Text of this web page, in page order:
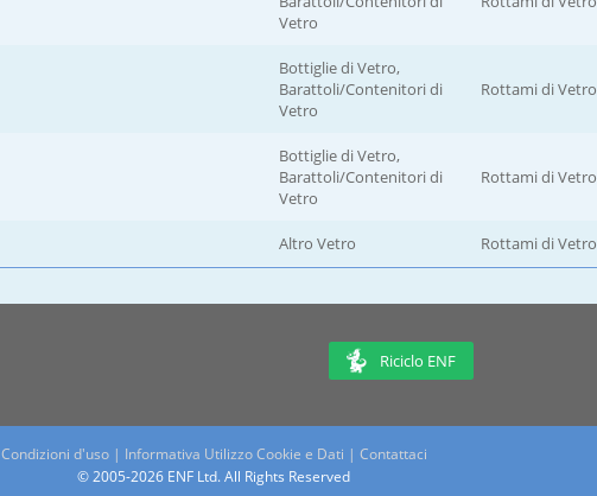
Vetro
Bottiglie di Vetro,
Barattoli/Contenitori di
Vetro
Rottami di Vetro
Bottiglie di Vetro,
Barattoli/Contenitori di
Vetro
Rottami di Vetro
Altro Vetro Rottami di Vetro
Riciclo ENF
Condizioni d'uso| Informativa Utilizzo Cookie e Dati | Contattaci
© 2005-2026 ENF Ltd. All Rights Reserved